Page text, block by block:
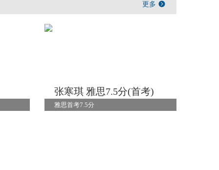
更多
张寒琪 雅思7.5分(首考)
雅思首考7.5分